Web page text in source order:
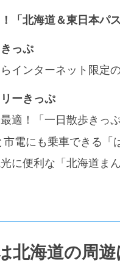
「北海道＆東日本パス
っぷ
インターネット限定
ーきっぷ
適！「一日散歩きっぷ
電にも乗車できる「
に便利な「北海道ま
海道の周遊